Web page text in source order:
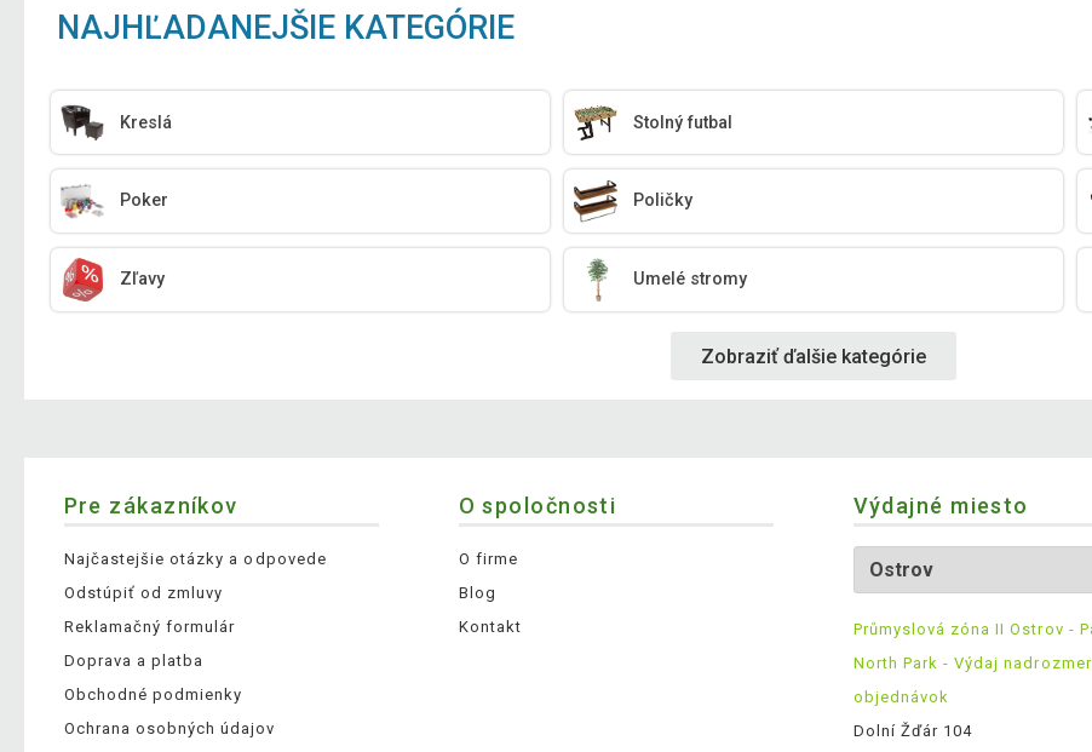
NAJHĽADANEJŠIE KATEGÓRIE
Kreslá Stolný futbal
Poker Poličky
Zľavy Umelé stromy
Zobraziť ďalšie kategórie
Pre zákazníkov
Najčastejšie otázky a odpovede
Odstúpiť od zmluvy
Reklamačný formulár
Doprava a platba
Obchodné podmienky
Ochrana osobných údajov
O spoločnosti
O firme
Blog
Kontakt
Výdajné miesto
Průmyslová zóna II Ostrov -
North Park - Výdaj
objednávok
Dolní Žďár 104